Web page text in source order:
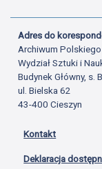
Adres do
Archiwum
Wydział Sztuki i
Budynek Główny, s.
ul. Bielska 62
43-400 Cieszyn
Kontakt
Deklaracja